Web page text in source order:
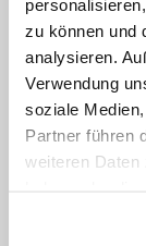
zu können und
analysieren.
Verwendung
soziale
Partner führen
weiteren Daten
Erdogan
Tendenz,
Opfer